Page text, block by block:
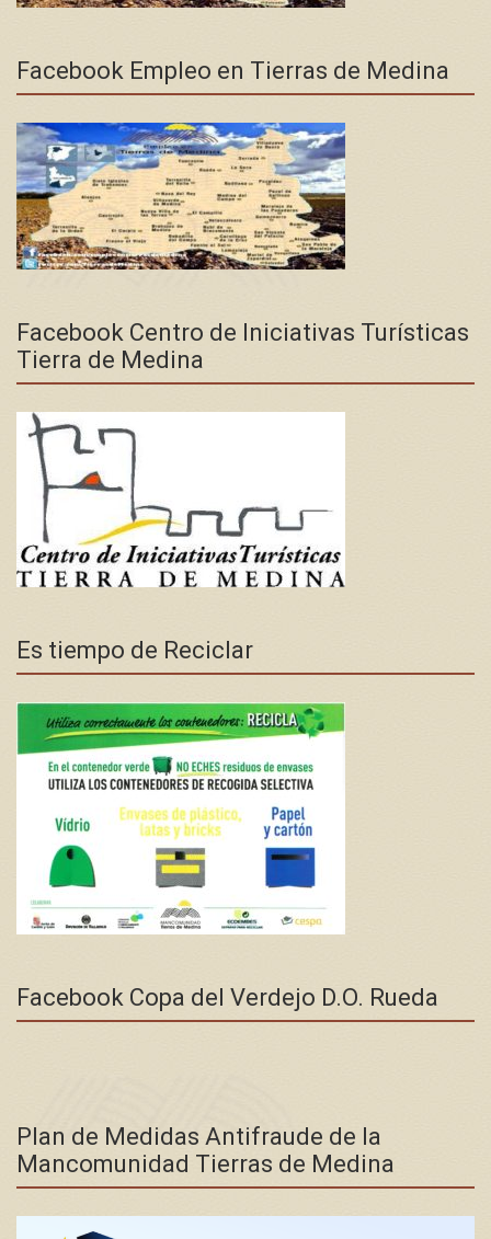
Facebook Empleo en Tierras de Medina
Facebook Centro de Iniciativas Turísticas
Tierra de Medina
Es tiempo de Reciclar
Facebook Copa del Verdejo D.O. Rueda
Plan de Medidas Antifraude de la
Mancomunidad Tierras de Medina